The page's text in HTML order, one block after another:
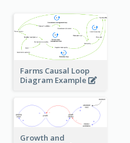
Farms Causal Loop
Diagram Example
Growth and